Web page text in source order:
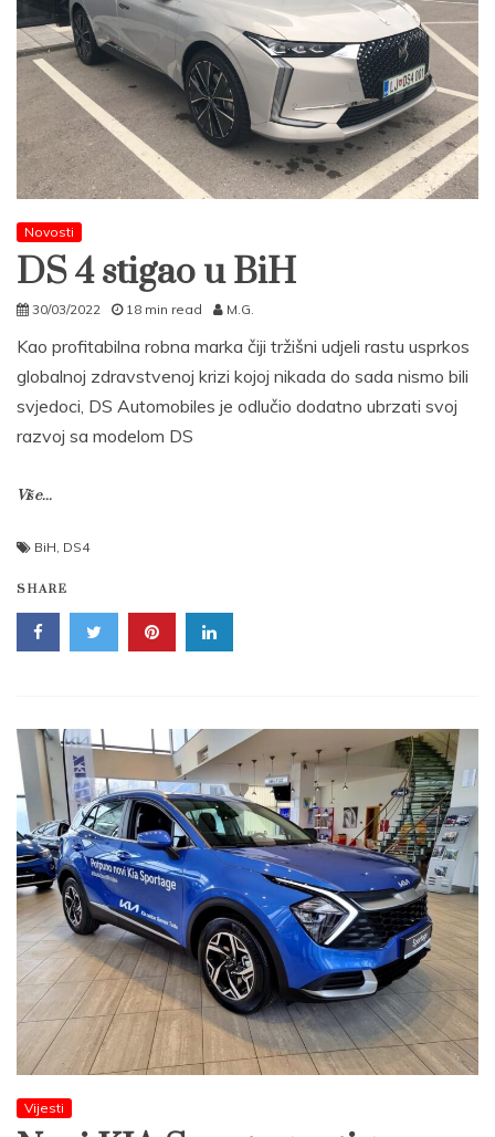
Novosti
DS 4 stigao u BiH
30/03/2022 18 min read M.G.
Kao profitabilna robna marka čiji tržišni udjeli rastu usprkos
globalnoj zdravstvenoj krizi kojoj nikada do sada nismo bili
svjedoci, DS Automobiles je odlučio dodatno ubrzati svoj
razvoj sa modelom DS
Više...
BiH DS4
SHARE
Vijesti